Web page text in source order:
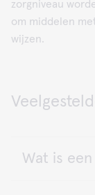
zorgniveau
om middelen
wijzen.
Wat is